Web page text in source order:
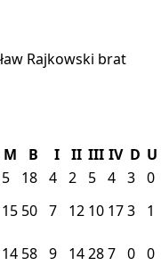
Rajkowski brat
M B I II III IV D U
5 18 4 2 5 4 3 0
15 50 7 12 10 173 1
14 58 9 14287 0 0